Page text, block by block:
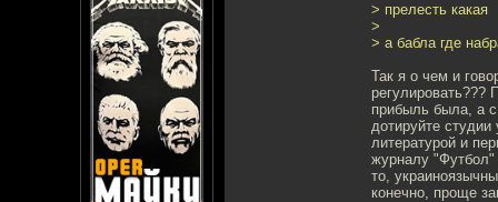
> прелесть какая
>
> а бабла где
Так я о чем и
регулировать???
прибыль была, а
дотируйте
литературой и
журналу "Футбол"
то,
конечно, проще